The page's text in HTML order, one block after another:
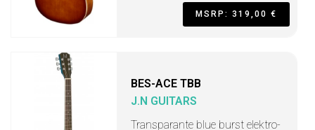
MSRP: 319,00 €
BES-ACE TBB
J.N GUITARS
Transparante blue burst elektro-